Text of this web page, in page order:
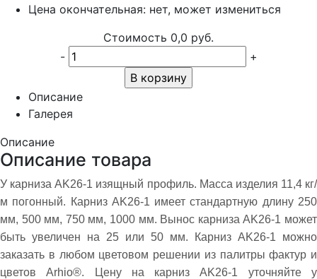
Цена окончательная: нет, может измениться
Стоимость 0,0 руб.
-
+
В корзину
Описание
Галерея
Описание
Описание товара
У карниза AK26-1 изящный профиль. Масса изделия 11,4 кг/
м погонный. Карниз AK26-1 имеет стандартную длину 250
мм, 500 мм, 750 мм, 1000 мм. Вынос карниза AK26-1 может
быть увеличен на 25 или 50 мм. Карниз AK26-1 можно
заказать в любом цветовом решении из палитры фактур и
цветов Arhio®. Цену на карниз AK26-1 уточняйте у